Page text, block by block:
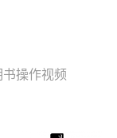
操作视频